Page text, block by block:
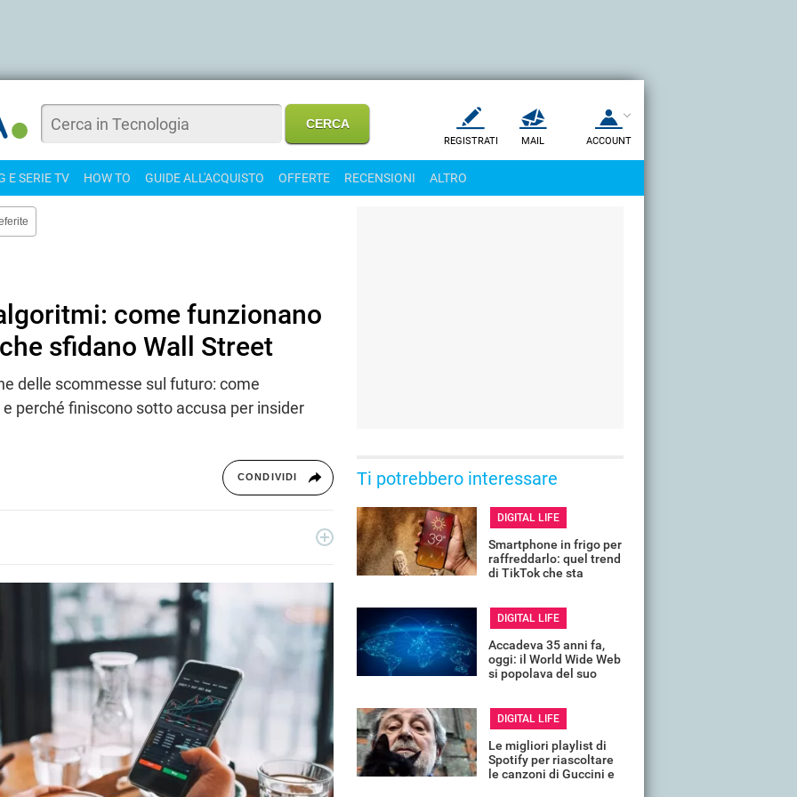
REGISTRATI MAIL ACCOUNT
E SERIE TV HOW TO GUIDE ALL'ACQUISTO OFFERTE RECENSIONI ALTRO
come funzionano
sfidano Wall Street
delle scommesse sul futuro: come
perché finiscono sotto accusa per insider
CONDIVIDI
Scienza.
Ti potrebbero interessare
DIGITAL LIFE
Smartphone in frigo per
raffreddarlo: quel trend
di TikTok che sta
DIGITAL LIFE
Accadeva 35 anni fa,
oggi: il World Wide Web
si popolava del suo
DIGITAL LIFE
Le migliori playlist di
Spotify per riascoltare
le canzoni di Guccini e